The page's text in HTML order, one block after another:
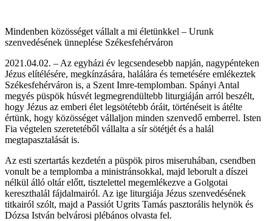
Mindenben közösséget vállalt a mi életünkkel – Urunk
szenvedésének ünneplése Székesfehérváron
2021.04.02. – Az egyházi év legcsendesebb napján, nagypénteken
Jézus elítélésére, megkínzására, halálára és temetésére emlékeztek
Székesfehérváron is, a Szent Imre-templomban. Spányi Antal
megyés püspök húsvét legmegrendültebb liturgiáján arról beszélt,
hogy Jézus az emberi élet legsötétebb óráit, történéseit is átélte
értünk, hogy közösséget vállaljon minden szenvedő emberrel. Isten
Fia végtelen szeretetéből vállalta a sír sötétjét és a halál
megtapasztalását is.
Az esti szertartás kezdetén a püspök piros miseruhában, csendben
vonult be a templomba a ministránsokkal, majd leborult a díszei
nélkül álló oltár előtt, tisztelettel megemlékezve a Golgotai
kereszthalál fájdalmairól. Az ige liturgiája Jézus szenvedésének
titkairól szólt, majd a Passiót Ugrits Tamás pasztorális helynök és
Dózsa István belvárosi plébános olvasta fel.